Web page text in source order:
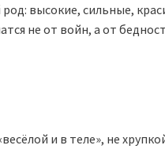
высокие, сильные,
не от войн, а от
и в теле», не